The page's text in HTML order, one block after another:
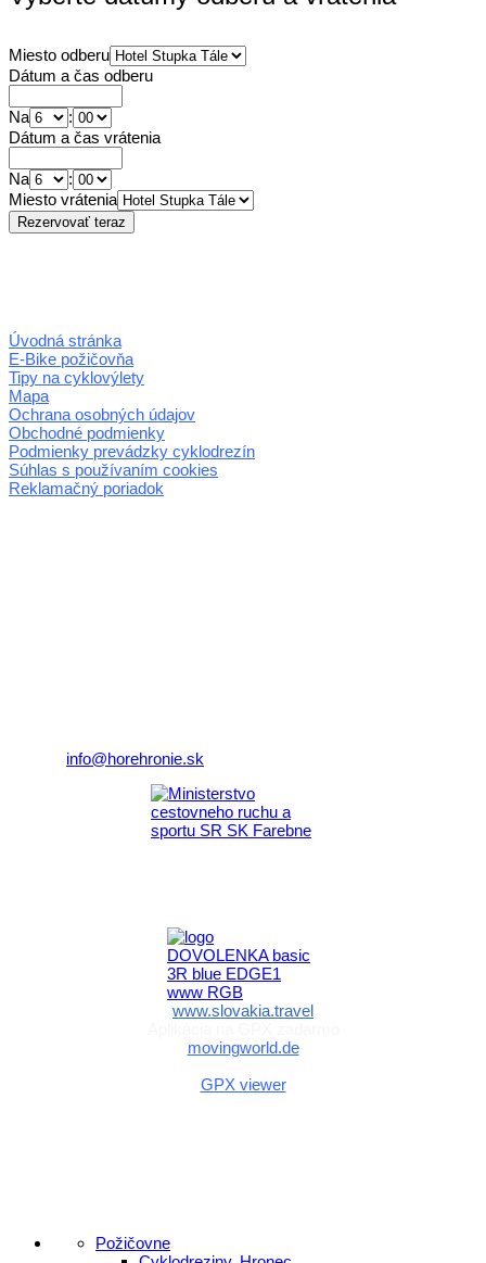
Miesto odberu
Dátum a čas odberu
Na
:
Dátum a čas vrátenia
Na
:
Miesto vrátenia
Úvodná stránka
E-Bike požičovňa
Tipy na cyklovýlety
Mapa
Ochrana osobných údajov
Obchodné podmienky
Podmienky prevádzky cyklodrezín
Súhlas s používaním cookies
Reklamačný poriadok
info@horehronie.sk
www.slovakia.travel
movingworld.de
GPX viewer
Požičovne